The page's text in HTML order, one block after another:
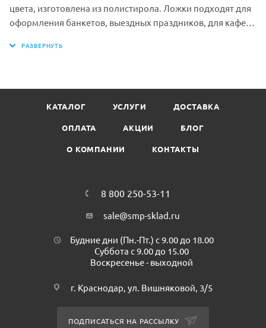
цвета, изготовлена из полистирола. Ложки подходят для
оформления банкетов, выездных праздников, для кафе
Максимальная температура используемых пищевых
Материал: полистирол (PS) с нанесением на поверхность
Страна происхождения: Россия
В пачке: 50 шт.
КАТАЛОГ УСЛУГИ ДОСТАВКА
ОПЛАТА АКЦИИ БЛОГ
О КОМПАНИИ КОНТАКТЫ
8 800 250-53-11
sale@smp-sklad.ru
Будние дни (Пн.-Пт.) с 9.00 до 18.00
Суббота с 9.00 до 15.00
Воскресенье - выходной
г. Краснодар, ул. Вишняковой, 3/5
ПОДПИСАТЬСЯ НА РАССЫЛКУ